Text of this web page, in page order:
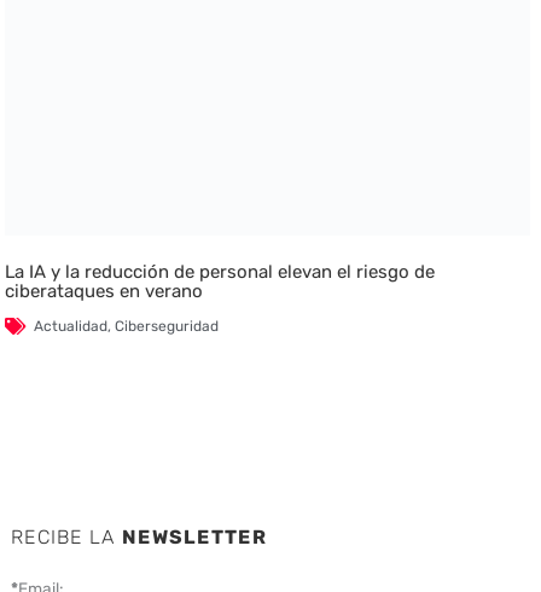
La IA y la reducción de personal elevan el riesgo de
ciberataques en verano
Actualidad,Ciberseguridad
RECIBE LA NEWSLETTER